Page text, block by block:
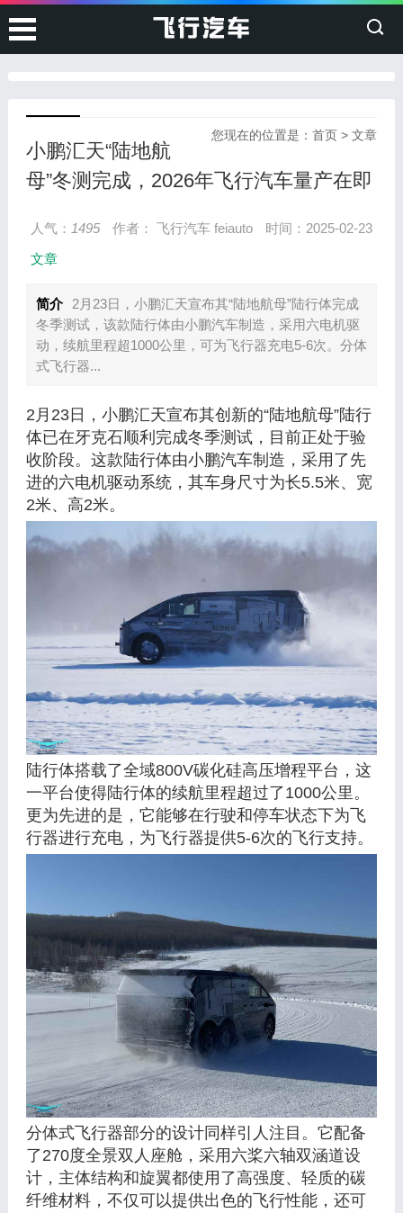
您现在的位置是：首页 >文章
小鹏汇天“陆地航
母”冬测完成，2026年飞行汽车量产在即
人气： 1495 作者： 飞行汽车 feiauto
时间：2025-02-23
文章
简介
2月23日，小鹏汇天宣布其“陆地航母”陆行体完成
冬季测试，该款陆行体由小鹏汽车制造，采用六电机驱
动，续航里程超1000公里，可为飞行器充电5-6次。分体
式飞行器...
2月23日，小鹏汇天宣布其创新的“陆地航母”陆行
体已在牙克石顺利完成冬季测试，目前正处于验
收阶段。这款陆行体由小鹏汽车制造，采用了先
进的六电机驱动系统，其车身尺寸为长5.5米、宽
2米、高2米。
陆行体搭载了全域800V碳化硅高压增程平台，这
一平台使得陆行体的续航里程超过了1000公里。
更为先进的是，它能够在行驶和停车状态下为飞
行器进行充电，为飞行器提供5-6次的飞行支持。
分体式飞行器部分的设计同样引人注目。它配备
了270度全景双人座舱，采用六桨六轴双涵道设
计，主体结构和旋翼都使用了高强度、轻质的碳
纤维材料，不仅可以提供出色的飞行性能，还可